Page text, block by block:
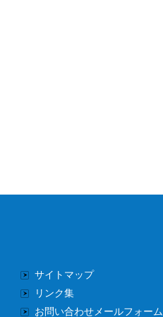
サイトマップ
リンク集
お問い合わせメールフォーム